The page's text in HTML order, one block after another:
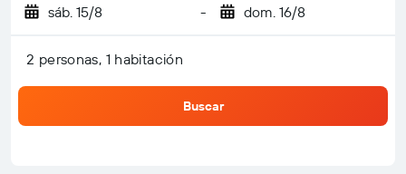
sáb. 15/8 - dom. 16/8
2 personas, 1 habitación
Buscar